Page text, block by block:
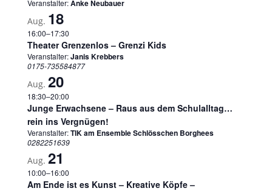
Veranstalter:Anke Neubauer
Aug. 18
16:00–17:30
Theater Grenzenlos – Grenzi Kids
Veranstalter:Janis Krebbers
0175-735584877
Aug. 20
18:30–20:00
Junge Erwachsene – Raus aus dem Schulalltag…
rein ins Vergnügen!
Veranstalter:TIK am Ensemble Schlösschen Borghees
0282251639
Aug. 21
10:00–16:00
Am Ende ist es Kunst – Kreative Köpfe –